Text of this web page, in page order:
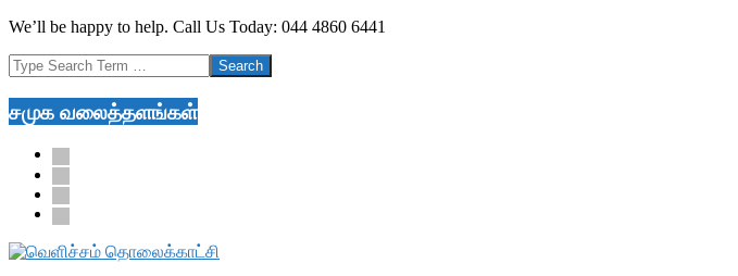
Skip
content
We’ll be happy to help. Call Us Today: 044 4860 6441
Search
சமுக வலைத்தளங்கள்
facebook
twitter
youtube
google